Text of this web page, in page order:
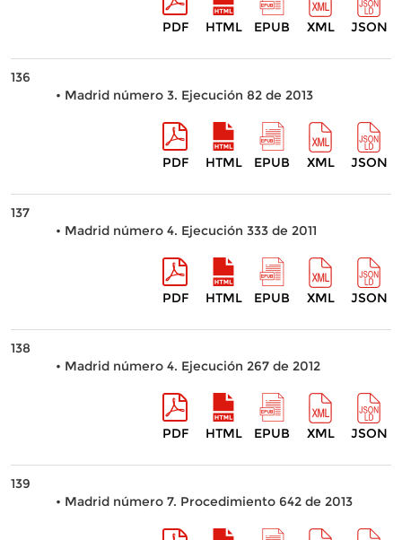
PDF HTML EPUB XML JSON
136
• Madrid número 3. Ejecución 82 de 2013
PDF HTML EPUB XML JSON
137
• Madrid número 4. Ejecución 333 de 2011
PDF HTML EPUB XML JSON
138
• Madrid número 4. Ejecución 267 de 2012
PDF HTML EPUB XML JSON
139
• Madrid número 7. Procedimiento 642 de 2013